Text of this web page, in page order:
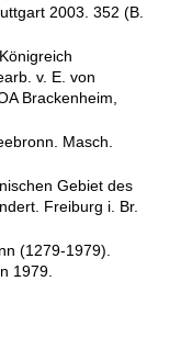
2003. 352 (B.
v. E. von
Brackenheim,
Masch.
Gebiet des
Freiburg i. Br.
(1279-1979).
1979.